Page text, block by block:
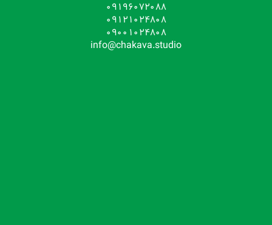
09196072088
09121024808
09001024808
info@chakava.studio